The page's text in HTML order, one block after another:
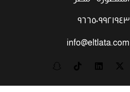
٩٦٦٥٠٩٩٢١٩٤٣
info@eltlata.com